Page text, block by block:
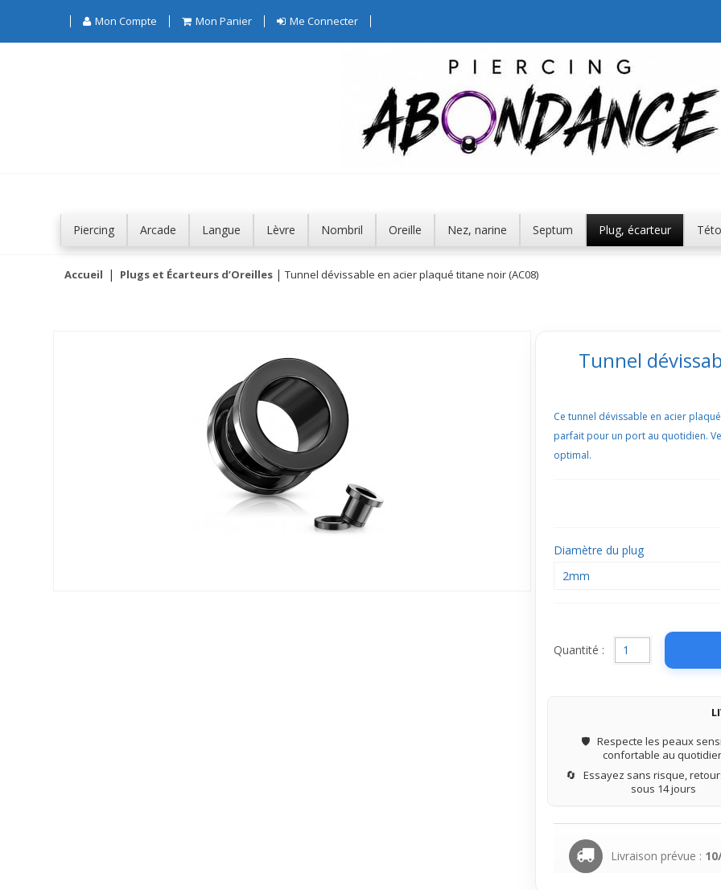
Mon Compte Mon Panier Me Connecter
Piercing Arcade Langue Lèvre Nombril Oreille Nez, narine Septum Plug, écarteur
Accueil Plugs et Écarteurs d’Oreilles Tunnel dévissable en acier plaqué titane noir (AC08)
Tunnel
Ce tunnel dévissable en acier
parfait pour un port au quotidien.
optimal.
Diamètre du plug
2mm
Quantité :
🛡️ Respecte les peaux
confortable au
🔄 Essayez sans risque,
sous 14 jours
Livraison prévue :